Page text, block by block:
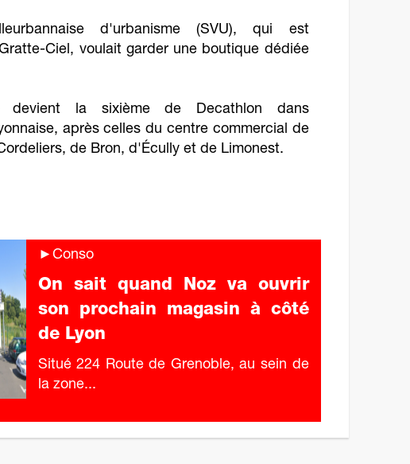
d'urbanisme (SVU), qui est
Ciel, voulait garder une boutique dédiée
devient la sixième de Decathlon dans
après celles du centre commercial de
de Bron, d'Écully et de Limonest.
►Conso
On sait quand Noz va ouvrir
son prochain magasin à côté
de Lyon
Situé 224 Route de Grenoble, au sein de
la zone...